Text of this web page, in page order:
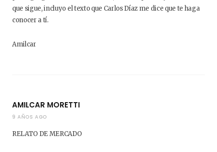
que sigue, incluyo el texto que Carlos Díaz me dice que te haga
conocer a tí.
Amilcar
AMILCAR MORETTI
9 AÑOS AGO
RELATO DE MERCADO